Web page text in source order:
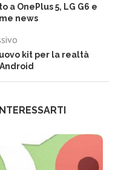
a OnePlus 5, LG G6 e
news
kit per la realtà